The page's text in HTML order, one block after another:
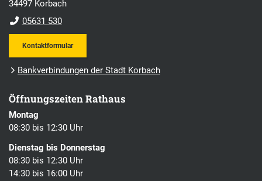
34497 Korbach
05631 530
Kontaktformular
Bankverbindungen der Stadt Korbach
Öffnungszeiten Rathaus
Montag
08:30 bis 12:30 Uhr
Dienstag bis Donnerstag
08:30 bis 12:30 Uhr
14:30 bis 16:00 Uhr